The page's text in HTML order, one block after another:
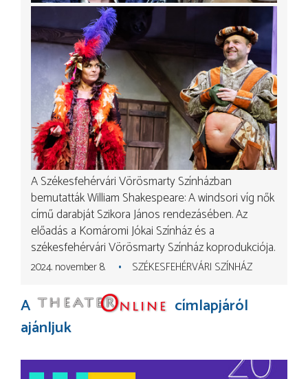
A Székesfehérvári Vörösmarty Színházban
bemutatták William Shakespeare: A windsori víg nők
című darabját Szikora János rendezásében. Az
előadás a Komáromi Jókai Színház és a
székesfehérvári Vörösmarty Színház koprodukciója.
2024. november 8. SZÉKESFEHÉRVÁRI SZÍNHÁZ
A
címlapjáról
ajánljuk